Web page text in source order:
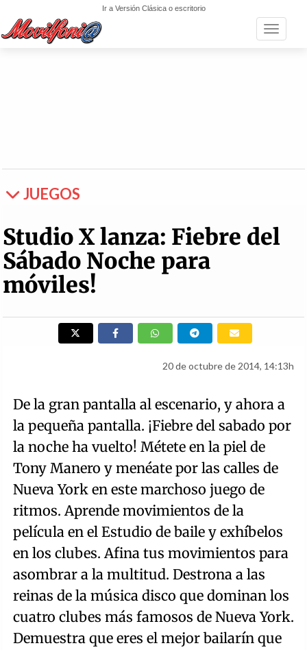
Ir a Versión Clásica o escritorio
Toggle
JUEGOS
Studio X lanza: Fiebre del
Sábado Noche para
móviles!
20 de octubre de 2014, 14:13h
De la gran pantalla al escenario, y ahora a
la pequeña pantalla. ¡Fiebre del sabado por
la noche ha vuelto! Métete en la piel de
Tony Manero y menéate por las calles de
Nueva York en este marchoso juego de
ritmos. Aprende movimientos de la
película en el Estudio de baile y exhíbelos
en los clubes. Afina tus movimientos para
asombrar a la multitud. Destrona a las
reinas de la música disco que dominan los
cuatro clubes más famosos de Nueva York.
Demuestra que eres el mejor bailarín que